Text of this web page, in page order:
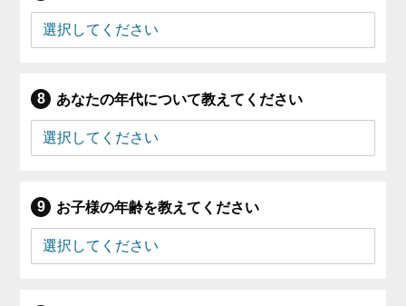
あなたの年代について教えてください
お子様の年齢を教えてください